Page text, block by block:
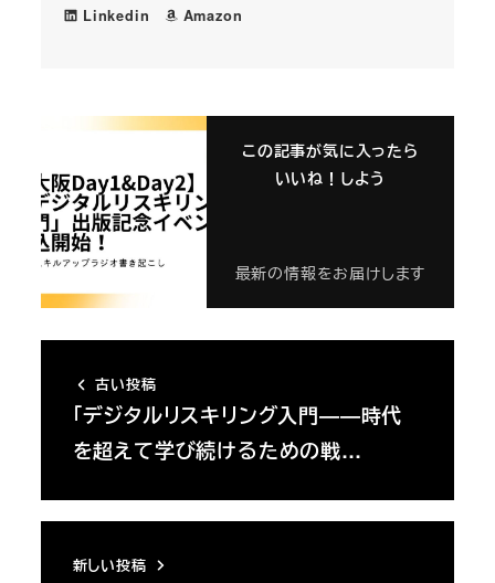
Linkedin Amazon
この記事が気に入ったら
いいね！しよう
最新の情報をお届けします
古い投稿
「デジタルリスキリング入門――時代
を超えて学び続けるための戦…
新しい投稿